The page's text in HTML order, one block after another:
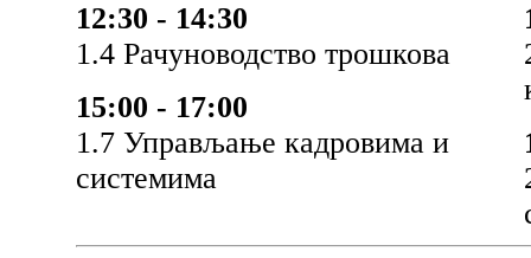
12:30 - 14:30
1.4 Рачуноводство трошкова
15:00 - 17:00
1.7 Управљање кадровима и
системима